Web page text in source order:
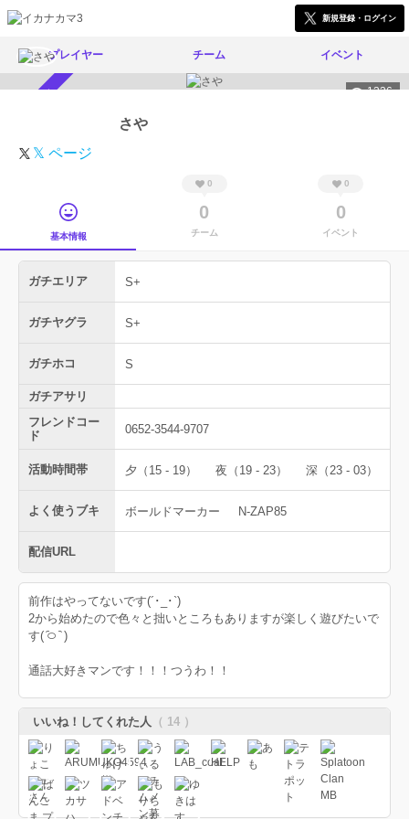
新規登録・ログイン
プレイヤー チーム イベント
1336
さや
𝕏 ページ
基本情報
0
0
チーム
0
0
イベント
ガチエリア S+
ガチヤグラ S+
ガチホコ S
ガチアサリ
フレンドコー
ド
0652-3544-9707
活動時間帯 夕（15 - 19） 夜（19 - 23） 深（23 - 03）
よく使うブキ ボールドマーカー N-ZAP85
配信URL
前作はやってないです(´･_･`)
2から始めたので色々と拙いところもありますが楽しく遊びたいで
す( ᷇࿀ ᷆ )
通話大好きマンです！！！つうわ！！
いいね！してくれた人 （ 14 ）